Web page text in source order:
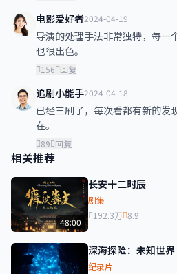
电影爱好者2024-04-19
导演的处理手法非常独特，每一
也很出色。
156 回复
追剧小能手2024-04-18
已经三刷了，每次看都有新的发
在。
89 回复
相关推荐
48:00
长安十二时辰
剧集
192.3万 8.9
深海探险：未知世界
纪录片